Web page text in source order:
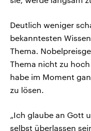
Deutlich weniger
bekanntesten
Thema.
Thema nicht zu
habe im Moment
zu lösen.
„Ich glaube an Gott
selbst überlassen